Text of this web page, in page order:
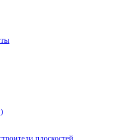
плоскостей